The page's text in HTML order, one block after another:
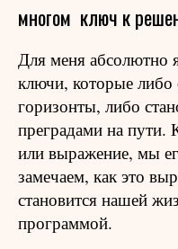
многом ключ к
Для меня абсолютно
ключи, которые
горизонты, либо
преградами на пути.
или выражение, мы
замечаем, как это
становится нашей
программой.